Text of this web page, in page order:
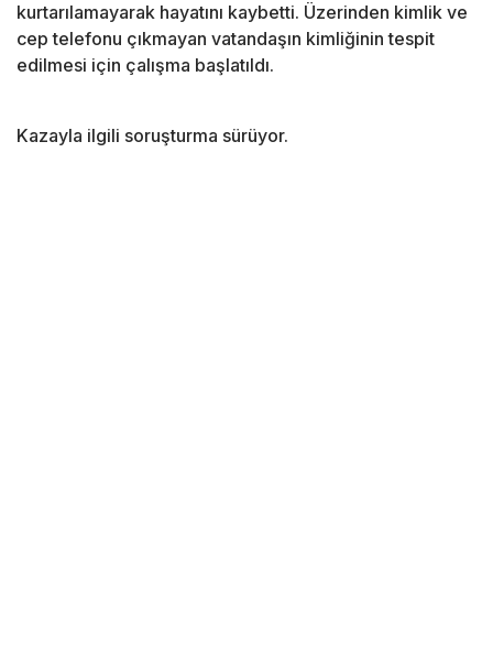
kurtarılamayarak hayatını kaybetti. Üzerinden kimlik ve
cep telefonu çıkmayan vatandaşın kimliğinin tespit
edilmesi için çalışma başlatıldı.
Kazayla ilgili soruşturma sürüyor.